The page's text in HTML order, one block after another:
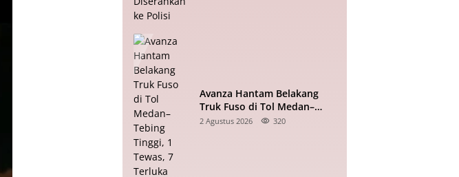
Avanza Hantam Belakang
Truk Fuso di Tol Medan–
Tebing Tinggi, 1 Tewas, 7
2 Agustus 2026 320